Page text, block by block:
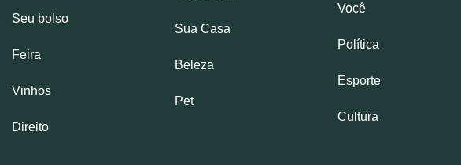
Seu bolso
Feira
Vinhos
Direito
Sua Casa
Beleza
Pet
Você
Política
Esporte
Cultura